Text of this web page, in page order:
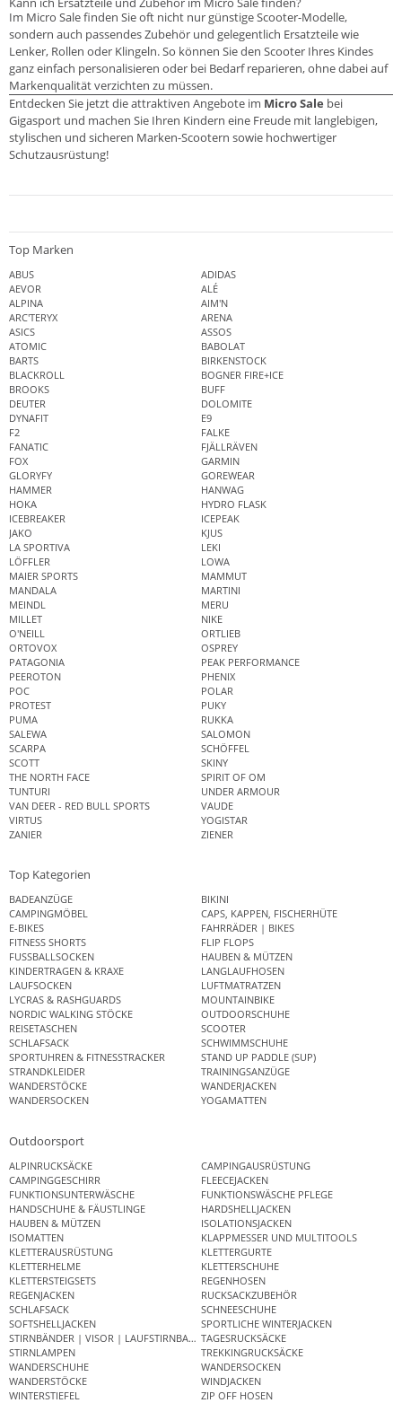
Im Micro Sale finden Sie oft nicht nur günstige Scooter-Modelle,
sondern auch passendes Zubehör und gelegentlich Ersatzteile wie
Lenker, Rollen oder Klingeln. So können Sie den Scooter Ihres Kindes
ganz einfach personalisieren oder bei Bedarf reparieren, ohne dabei auf
Markenqualität verzichten zu müssen.
Entdecken Sie jetzt die attraktiven Angebote im Micro Sale bei
Gigasport und machen Sie Ihren Kindern eine Freude mit langlebigen,
stylischen und sicheren Marken-Scootern sowie hochwertiger
Schutzausrüstung!
Top Marken
ABUS
ADIDAS
AEVOR
ALÉ
ALPINA
AIM'N
ARC'TERYX
ARENA
ASICS
ASSOS
ATOMIC
BABOLAT
BARTS
BIRKENSTOCK
BLACKROLL
BOGNER FIRE+ICE
BROOKS
BUFF
DEUTER
DOLOMITE
DYNAFIT
E9
F2
FALKE
FANATIC
FJÄLLRÄVEN
FOX
GARMIN
GLORYFY
GOREWEAR
HAMMER
HANWAG
HOKA
HYDRO FLASK
ICEBREAKER
ICEPEAK
JAKO
KJUS
LA SPORTIVA
LEKI
LÖFFLER
LOWA
MAIER SPORTS
MAMMUT
MANDALA
MARTINI
MEINDL
MERU
MILLET
NIKE
O'NEILL
ORTLIEB
ORTOVOX
OSPREY
PATAGONIA
PEAK PERFORMANCE
PEEROTON
PHENIX
POC
POLAR
PROTEST
PUKY
PUMA
RUKKA
SALEWA
SALOMON
SCARPA
SCHÖFFEL
SCOTT
SKINY
THE NORTH FACE
SPIRIT OF OM
TUNTURI
UNDER ARMOUR
VAN DEER - RED BULL SPORTS
VAUDE
VIRTUS
YOGISTAR
ZANIER
ZIENER
Top Kategorien
BADEANZÜGE
BIKINI
CAMPINGMÖBEL
CAPS, KAPPEN, FISCHERHÜTE
E-BIKES
FAHRRÄDER | BIKES
FITNESS SHORTS
FLIP FLOPS
FUSSBALLSOCKEN
HAUBEN & MÜTZEN
KINDERTRAGEN & KRAXE
LANGLAUFHOSEN
LAUFSOCKEN
LUFTMATRATZEN
LYCRAS & RASHGUARDS
MOUNTAINBIKE
NORDIC WALKING STÖCKE
OUTDOORSCHUHE
REISETASCHEN
SCOOTER
SCHLAFSACK
SCHWIMMSCHUHE
SPORTUHREN & FITNESSTRACKER
STAND UP PADDLE (SUP)
STRANDKLEIDER
TRAININGSANZÜGE
WANDERSTÖCKE
WANDERJACKEN
WANDERSOCKEN
YOGAMATTEN
Outdoorsport
ALPINRUCKSÄCKE
CAMPINGAUSRÜSTUNG
CAMPINGGESCHIRR
FLEECEJACKEN
FUNKTIONSUNTERWÄSCHE
FUNKTIONSWÄSCHE PFLEGE
HANDSCHUHE & FÄUSTLINGE
HARDSHELLJACKEN
HAUBEN & MÜTZEN
ISOLATIONSJACKEN
ISOMATTEN
KLAPPMESSER UND MULTITOOLS
KLETTERAUSRÜSTUNG
KLETTERGURTE
KLETTERHELME
KLETTERSCHUHE
KLETTERSTEIGSETS
REGENHOSEN
REGENJACKEN
RUCKSACKZUBEHÖR
SCHLAFSACK
SCHNEESCHUHE
SOFTSHELLJACKEN
SPORTLICHE WINTERJACKEN
STIRNBÄNDER | VISOR | LAUFSTIRNBANDTAGESRUCKSÄCKE
STIRNLAMPEN
TREKKINGRUCKSÄCKE
WANDERSCHUHE
WANDERSOCKEN
WANDERSTÖCKE
WINDJACKEN
WINTERSTIEFEL
ZIP OFF HOSEN